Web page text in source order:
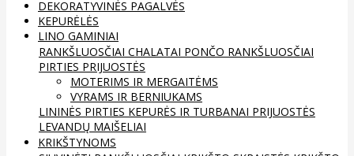
DEKORATYVINĖS PAGALVĖS
KEPURĖLĖS
LINO GAMINIAI
RANKŠLUOSČIAI CHALATAI PONČO RANKŠLUOSČIAI
PIRTIES PRIJUOSTĖS
MOTERIMS IR MERGAITĖMS
VYRAMS IR BERNIUKAMS
LININĖS PIRTIES KEPURĖS IR TURBANAI PRIJUOSTĖS
LEVANDŲ MAIŠELIAI
KRIKŠTYNOMS